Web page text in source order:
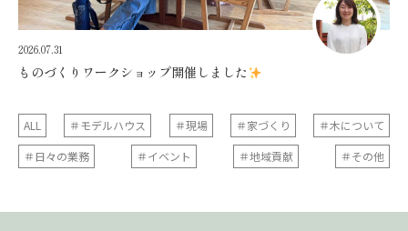
2026.07.31
ものづくりワークショップ開催しました
ALL ＃モデルハウス ＃現場 ＃家づくり
＃木について
＃日々の業務
＃イベント ＃地域貢献 ＃その他